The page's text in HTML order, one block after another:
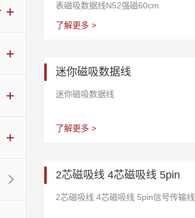
表磁吸数据线N52强磁60cm
了解更多 >
迷你磁吸数据线
迷你磁吸数据线
了解更多 >
2芯磁吸线 4芯磁吸线 5pin
2芯磁吸线 4芯磁吸线 5pin信号传输线